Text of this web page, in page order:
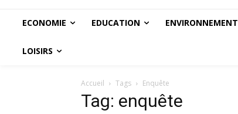
ECONOMIE EDUCATION ENVIRONNEMENT
LOISIRS
Accueil Tags Enquête
Tag: enquête